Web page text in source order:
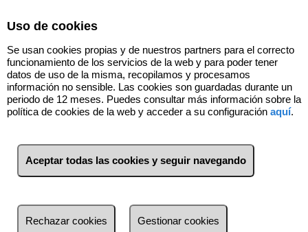
BUSCADOR
Alquiler
Uso de cookies
Se usan cookies propias y de nuestros partners para el correcto
funcionamiento de los servicios de la web y para poder tener
datos de uso de la misma, recopilamos y procesamos
información no sensible. Las cookies son guardadas durante un
periodo de 12 meses. Puedes consultar más información sobre la
política de cookies de la web y acceder a su configuración aquí.
Aceptar todas las cookies y seguir navegando
Rechazar cookies Gestionar cookies